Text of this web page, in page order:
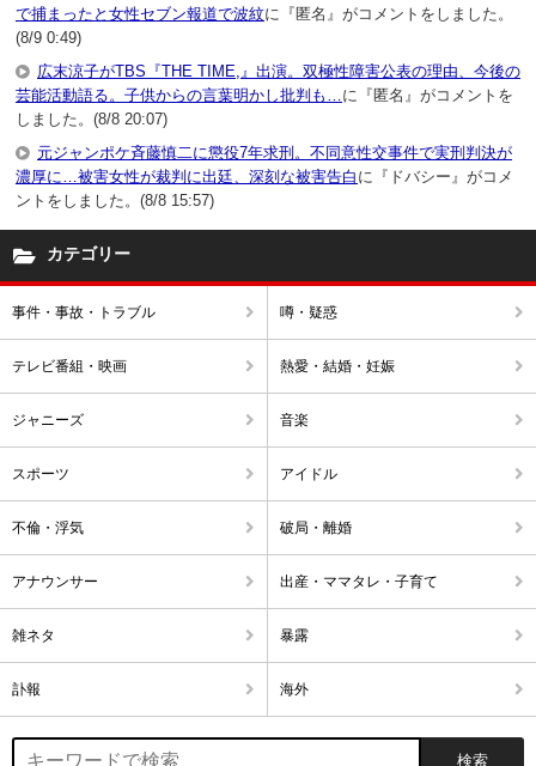
で捕まったと女性セブン報道で波紋に『匿名』がコメントをしました。
(8/9 0:49)
広末涼子がTBS『THE TIME,』出演。双極性障害公表の理由、今後の
芸能活動語る。子供からの言葉明かし批判も… に『匿名』がコメントを
しました。(8/8 20:07)
元ジャンポケ斉藤慎二に懲役7年求刑。不同意性交事件で実刑判決が
濃厚に…被害女性が裁判に出廷、深刻な被害告白 に『ドバシー』がコメ
ントをしました。(8/8 15:57)
カテゴリー
事件・事故・トラブル 噂・疑惑
テレビ番組・映画 熱愛・結婚・妊娠
ジャニーズ 音楽
スポーツ アイドル
不倫・浮気 破局・離婚
アナウンサー 出産・ママタレ・子育て
雑ネタ 暴露
訃報 海外